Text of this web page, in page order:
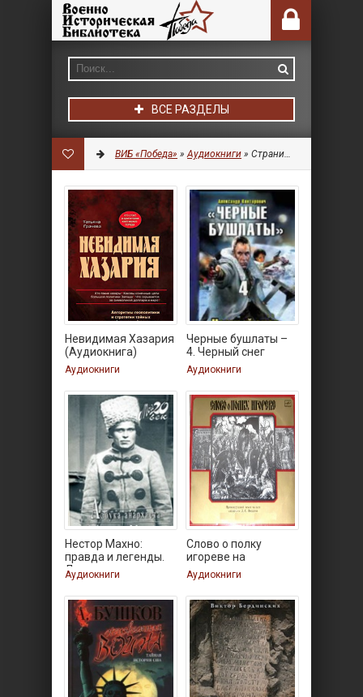
ВСЕ РАЗДЕЛЫ
ВИБ «Победа» »Аудиокниги » Страница 7
Невидимая Хазария
(Аудиокнига)
Аудиокниги
Черные бушлаты –
4. Черный снег
Аудиокниги
Нестор Махно:
правда и легенды.
Лева
Аудиокниги
Слово о полку
игореве на
древнерусском
Аудиокниги